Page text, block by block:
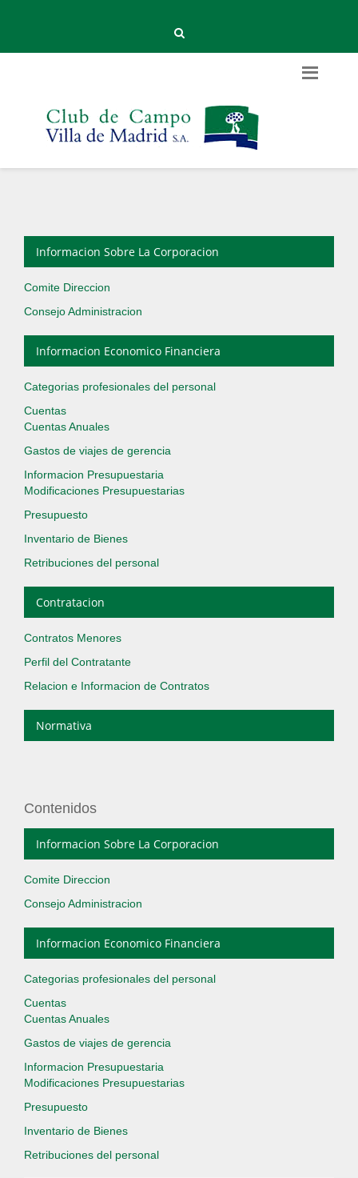
Informacion Sobre La Corporacion
Comite Direccion
Consejo Administracion
Informacion Economico Financiera
Categorias profesionales del personal
Cuentas
Cuentas Anuales
Gastos de viajes de gerencia
Informacion Presupuestaria
Modificaciones Presupuestarias
Presupuesto
Inventario de Bienes
Retribuciones del personal
Contratacion
Contratos Menores
Perfil del Contratante
Relacion e Informacion de Contratos
Normativa
Contenidos
Informacion Sobre La Corporacion
Comite Direccion
Consejo Administracion
Informacion Economico Financiera
Categorias profesionales del personal
Cuentas
Cuentas Anuales
Gastos de viajes de gerencia
Informacion Presupuestaria
Modificaciones Presupuestarias
Presupuesto
Inventario de Bienes
Retribuciones del personal